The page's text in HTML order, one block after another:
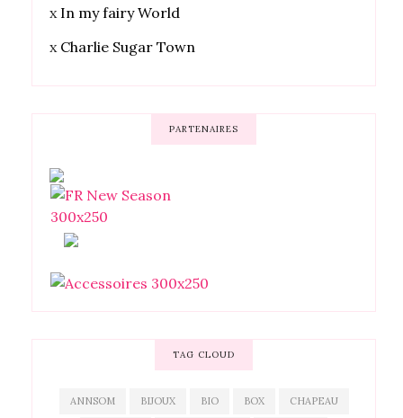
x In my fairy World
x Charlie Sugar Town
PARTENAIRES
TAG CLOUD
ANNSOM BIJOUX BIO BOX CHAPEAU